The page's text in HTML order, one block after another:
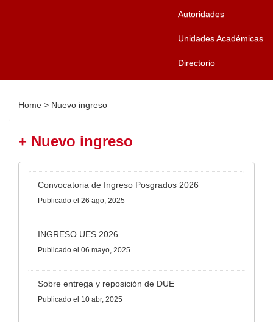
Autoridades
Unidades Académicas
Directorio
Home > Nuevo ingreso
+ Nuevo ingreso
Convocatoria de Ingreso Posgrados 2026
Publicado el 26 ago, 2025
INGRESO UES 2026
Publicado el 06 mayo, 2025
Sobre entrega y reposición de DUE
Publicado el 10 abr, 2025